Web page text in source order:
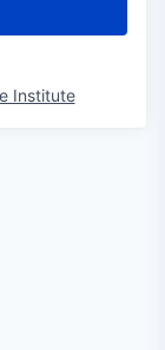
Institute